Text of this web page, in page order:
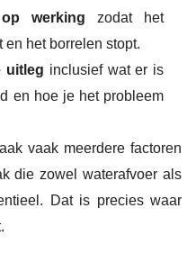
werking zodat het
het borrelen stopt.
uitleg inclusief wat er is
en hoe je het probleem
vaak meerdere factoren
die zowel waterafvoer als
Dat is precies waar